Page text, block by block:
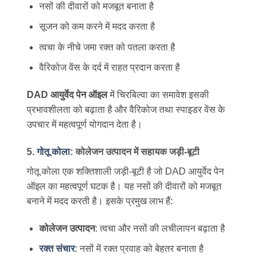
नसों की दीवारों को मजबूत बनाता है
सूजन को कम करने में मदद करता है
त्वचा के नीचे जमा रक्त को पतला करता है
वैरिकोज वेंस के दर्द में राहत प्रदान करता है
DAD आयुर्वेद पेन ऑइलमें चिरबिल्वा का समावेश इसकी
प्रभावशीलता को बढ़ाता है और वैरिकोज तथा स्पाइडर वेंस के
उपचार में महत्वपूर्ण योगदान देता है।
5.गोतू कोला: कोलेजन उत्पादन में सहायक जड़ी-बूटी
गोतू कोला एक शक्तिशाली जड़ी-बूटी है जो DAD आयुर्वेद पेन
ऑइल का महत्वपूर्ण घटक है। यह नसों की दीवारों को मजबूत
बनाने में मदद करती है। इसके प्रमुख लाभ हैं:
कोलेजन उत्पादन: त्वचा और नसों की लचीलापन बढ़ाता है
रक्त संचार: नसों में रक्त प्रवाह को बेहतर बनाता है